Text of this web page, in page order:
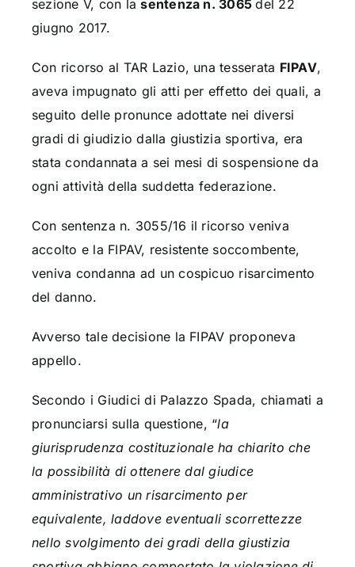
sezione V, con lasentenza n. 3065del 22
giugno 2017.
Con ricorso al TAR Lazio, una tesserata FIPAV,
aveva impugnato gli atti per effetto dei quali, a
seguito delle pronunce adottate nei diversi
gradi di giudizio dalla giustizia sportiva, era
stata condannata a sei mesi di sospensione da
ogni attività della suddetta federazione.
Con sentenza n. 3055/16 il ricorso veniva
accolto e la FIPAV, resistente soccombente,
veniva condanna ad un cospicuo risarcimento
del danno.
Avverso tale decisione la FIPAV proponeva
appello.
Secondo i Giudici di Palazzo Spada, chiamati a
pronunciarsi sulla questione, “la
giurisprudenza costituzionale ha chiarito che
la possibilità di ottenere dal giudice
amministrativo un risarcimento per
equivalente, laddove eventuali scorrettezze
nello svolgimento dei gradi della giustizia